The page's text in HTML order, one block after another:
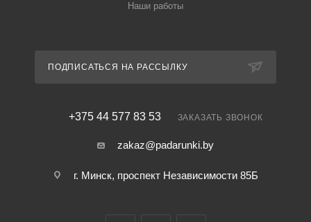
Наши работы
ПОДПИСАТЬСЯ НА РАССЫЛКУ
+375 44 577 83 53 ЗАКАЗАТЬ ЗВОНОК
zakaz@padarunki.by
г. Минск, проспект Независимости 85Б